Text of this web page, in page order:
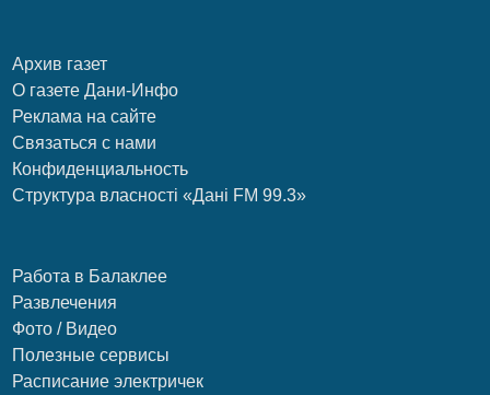
Архив газет
О газете Дани-Инфо
Реклама на сайте
Связаться с нами
Конфиденциальность
Структура власності «Дані FM 99.3»
Работа в Балаклее
Развлечения
Фото / Видео
Полезные сервисы
Расписание электричек